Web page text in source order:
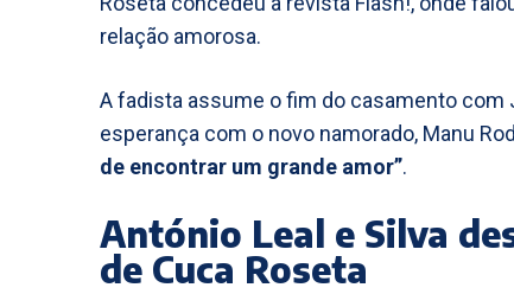
relação amorosa.
A fadista assume o fim do casamento
esperança com o novo namorado, Manu
de encontrar um grande amor”.
António Leal e Silva
de Cuca Roseta